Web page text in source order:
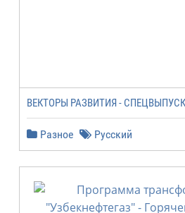
ВЕКТОРЫ РАЗВИТИЯ - СПЕЦВЫПУСК -
Разное Русский